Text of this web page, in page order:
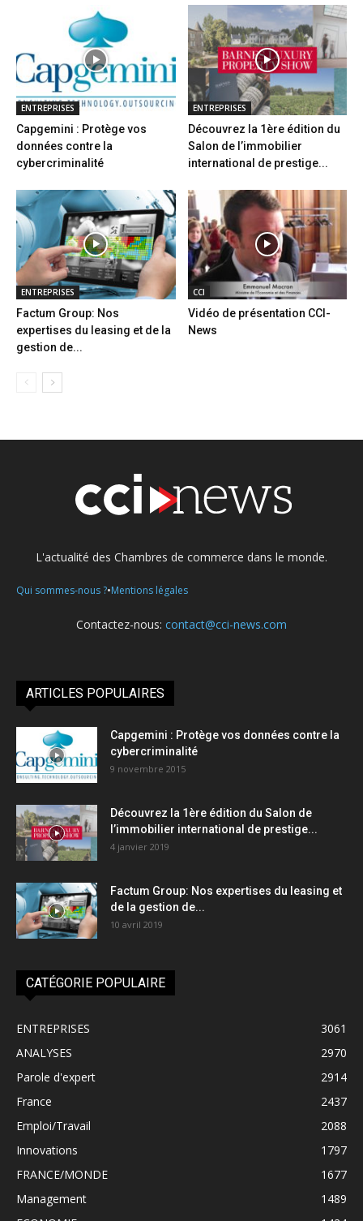
ENTREPRISES
Capgemini : Protège vos
données contre la
cybercriminalité
ENTREPRISES
Découvrez la 1ère édition du
Salon de l’immobilier
international de prestige...
ENTREPRISES
Factum Group: Nos
expertises du leasing et de la
gestion de...
CCI
Vidéo de présentation CCI-
News
L'actualité des Chambres de commerce dans le monde.
Qui sommes-nous ?•Mentions légales
Contactez-nous: contact@cci-news.com
ARTICLES POPULAIRES
Capgemini : Protège vos données contre la
cybercriminalité
9 novembre 2015
Découvrez la 1ère édition du Salon de
l’immobilier international de prestige...
4 janvier 2019
Factum Group: Nos expertises du leasing et
de la gestion de...
10 avril 2019
CATÉGORIE POPULAIRE
ENTREPRISES
3061
ANALYSES
2970
Parole d'expert
2914
France
2437
Emploi/Travail
2088
Innovations
1797
FRANCE/MONDE
1677
Management
1489